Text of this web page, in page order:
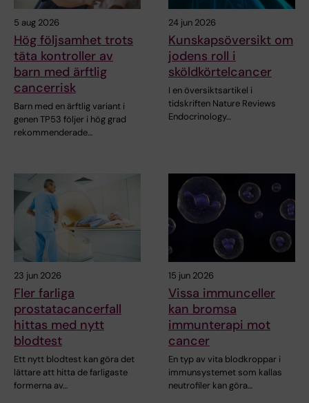
5 aug 2026
Hög följsamhet trots
täta kontroller av
barn med ärftlig
cancerrisk
Barn med en ärftlig variant i
genen TP53 följer i hög grad
rekommenderade…
24 jun 2026
Kunskapsöversikt om
jodens roll i
sköldkörtelcancer
I en översiktsartikel i
tidskriften Nature Reviews
Endocrinology…
23 jun 2026
Fler farliga
prostatacancerfall
hittas med nytt
blodtest
Ett nytt blodtest kan göra det
lättare att hitta de farligaste
formerna av…
15 jun 2026
Vissa immunceller
kan bromsa
immunterapi mot
cancer
En typ av vita blodkroppar i
immunsystemet som kallas
neutrofiler kan göra…